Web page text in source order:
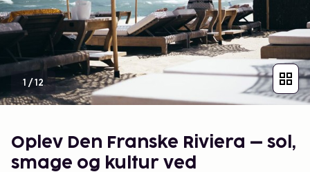
1 /12
Oplev Den Franske Riviera – sol,
smage og kultur ved